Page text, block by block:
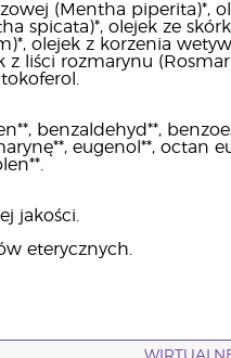
(Mentha piperita)*,
spicata)*, olejek ze
olejek z korzenia
z liści rozmarynu
benzaldehyd**,
eugenol**, octan
jakości.
eterycznych.